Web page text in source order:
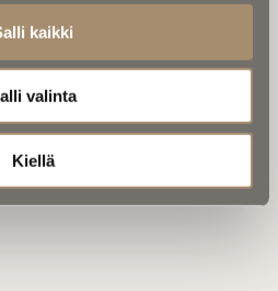
kaikki
valinta
Kiellä